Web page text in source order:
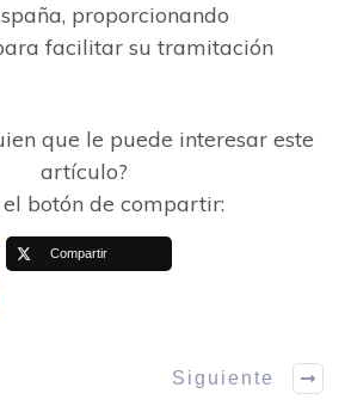
proporcionando
facilitar su tramitación
que le puede interesar este
artículo?
botón de compartir:
Compartir
Siguiente